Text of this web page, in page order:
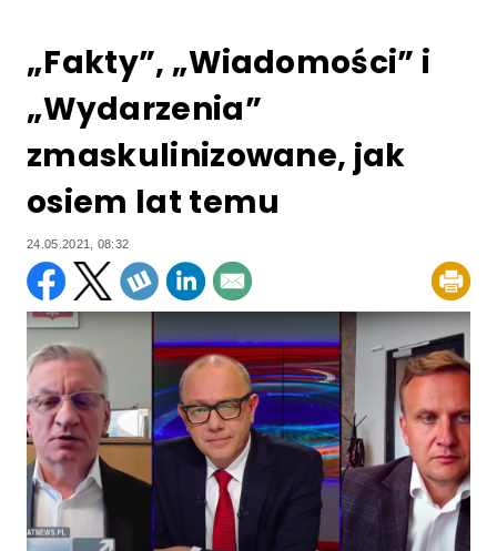
„Fakty”, „Wiadomości” i
„Wydarzenia”
zmaskulinizowane, jak
osiem lat temu
24.05.2021, 08:32